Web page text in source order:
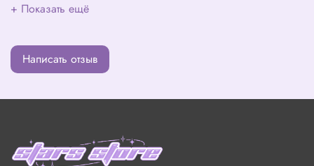
+ Показать ещё
Написать отзыв